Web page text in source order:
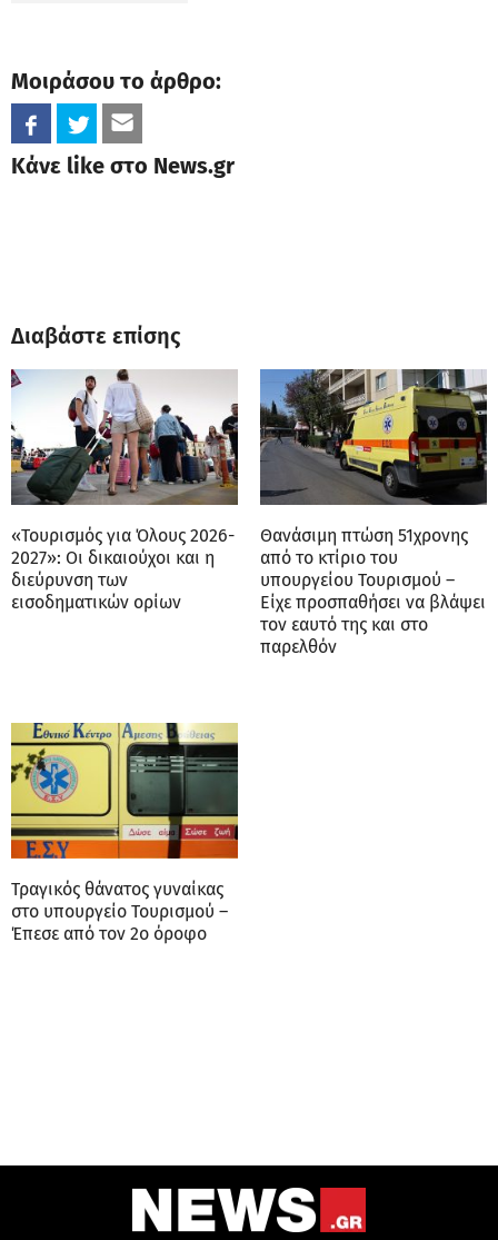
Μοιράσου το άρθρο:
Κάνε like στο News.gr
Διαβάστε επίσης
«Τουρισμός για Όλους 2026-
2027»: Οι δικαιούχοι και η
διεύρυνση των
εισοδηματικών ορίων
Θανάσιμη πτώση 51χρονης
από το κτίριο του
υπουργείου Τουρισμού –
Είχε προσπαθήσει να βλάψει
τον εαυτό της και στο
παρελθόν
Τραγικός θάνατος γυναίκας
στο υπουργείο Τουρισμού –
Έπεσε από τον 2ο όροφο